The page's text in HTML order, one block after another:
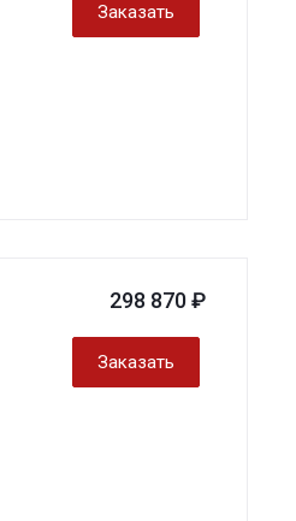
Заказать
298 870 ₽
Заказать